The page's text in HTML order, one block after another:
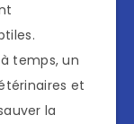
temps, un
et
la